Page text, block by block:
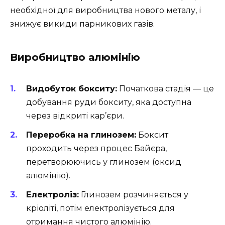
необхідної для виробництва нового металу, і
знижує викиди парникових газів.
Виробництво алюмінію
Видобуток бокситу: Початкова стадія — це
добування руди бокситу, яка доступна
через відкриті кар’єри.
Переробка на глинозем: Боксит
проходить через процес Байєра,
перетворюючись у глинозем (оксид
алюмінію).
Електроліз: Глинозем розчиняється у
кріоліті, потім електролізується для
отримання чистого алюмінію.